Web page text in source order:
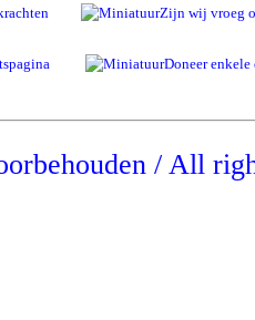
Zijn wij vroeg
Doneer enkele
/ All